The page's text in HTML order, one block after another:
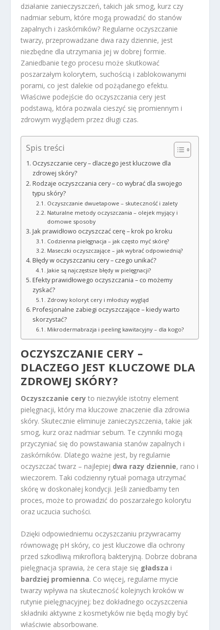
działanie zanieczyszczeń, takich jak smog, kurz czy
nadmiar sebum, które mogą prowadzić do stanów
zapalnych i zaskórników? Regularne oczyszczanie
twarzy, przeprowadzane dwa razy dziennie, jest
niezbędne dla utrzymania jej w dobrej formie.
Zaniedbanie tego procesu może skutkować
poszarzałym kolorytem, suchością i zablokowanymi
porami, co jest dalekie od pożądanego efektu.
Właściwe podejście do oczyszczania cery jest
podstawą, która pozwala cieszyć się promiennym i
zdrowym wyglądem przez długi czas.
Spis treści
Oczyszczanie cery – dlaczego jest kluczowe dla
zdrowej skóry?
Rodzaje oczyszczania cery – co wybrać dla swojego
typu skóry?
Oczyszczanie dwuetapowe – skuteczność i zalety
Naturalne metody oczyszczania – olejek myjący i
domowe sposoby
Jak prawidłowo oczyszczać cerę – krok po kroku
Codzienna pielęgnacja – jak często myć skórę?
Maseczki oczyszczające – jak wybrać odpowiednią?
Błędy w oczyszczaniu cery – czego unikać?
Jakie są najczęstsze błędy w pielęgnacji?
Efekty prawidłowego oczyszczania – co możemy
zyskać?
Zdrowy koloryt cery i młodszy wygląd
Profesjonalne zabiegi oczyszczające – kiedy warto
skorzystać?
Mikrodermabrazja i peeling kawitacyjny – dla kogo?
OCZYSZCZANIE CERY –
DLACZEGO JEST KLUCZOWE DLA
ZDROWEJ SKÓRY?
Oczyszczanie cery to niezwykle istotny element
pielęgnacji, który ma kluczowe znaczenie dla zdrowia
skóry. Skutecznie eliminuje zanieczyszczenia, takie jak
smog, kurz oraz nadmiar sebum. Te czynniki mogą
przyczyniać się do powstawania stanów zapalnych i
zaskórników. Dlatego ważne jest, by regularnie
oczyszczać twarz – najlepiej dwa razy dziennie, rano i
wieczorem. Taki codzienny rytuał pomaga utrzymać
skórę w doskonałej kondycji. Jeśli zaniedbamy ten
proces, może to prowadzić do poszarzałego kolorytu
oraz uczucia suchości.
Dzięki odpowiedniemu oczyszczaniu przywracamy
równowagę pH skóry, co jest kluczowe dla ochrony
przed szkodliwą mikroflorą bakteryjną. Dobrze dobrana
pielęgnacja sprawia, że cera staje się gładsza i
bardziej promienna. Co więcej, regularne mycie
twarzy wpływa na skuteczność kolejnych kroków w
rutynie pielęgnacyjnej; bez dokładnego oczyszczenia
składniki aktywne z kosmetyków nie będą mogły być
właściwie absorbowane.